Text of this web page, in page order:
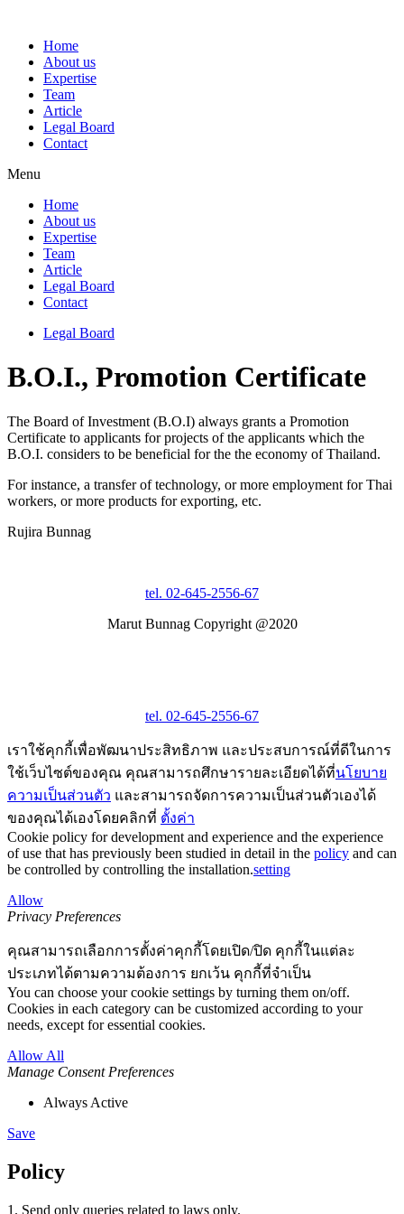
Home
About us
Expertise
Team
Article
Legal Board
Contact
Menu
Home
About us
Expertise
Team
Article
Legal Board
Contact
Legal Board
B.O.I., Promotion Certificate
The Board of Investment (B.O.I) always grants a Promotion
Certificate to applicants for projects of the applicants which the
B.O.I. considers to be beneficial for the the economy of Thailand.
For instance, a transfer of technology, or more employment for Thai
workers, or more products for exporting, etc.
Rujira Bunnag
tel. 02-645-2556-67
Marut Bunnag Copyright @2020
tel. 02-645-2556-67
เราใช้คุกกี้เพื่อพัฒนาประสิทธิภาพ และประสบการณ์ที่ดีในการ
ใช้เว็บไซต์ของคุณ คุณสามารถศึกษารายละเอียดได้ที่นโยบาย
ความเป็นส่วนตัว และสามารถจัดการความเป็นส่วนตัวเองได้
ของคุณได้เองโดยคลิกที่ ตั้งค่า
Cookie policy for development and experience and the experience
of use that has previously been studied in detail in the policy and can
be controlled by controlling the installation.setting
Allow
Privacy Preferences
คุณสามารถเลือกการตั้งค่าคุกกี้โดยเปิด/ปิด คุกกี้ในแต่ละ
ประเภทได้ตามความต้องการ ยกเว้น คุกกี้ที่จำเป็น
You can choose your cookie settings by turning them on/off.
Cookies in each category can be customized according to your
needs, except for essential cookies.
Allow All
Manage Consent Preferences
Always Active
Save
Policy
1. Send only queries related to laws only.